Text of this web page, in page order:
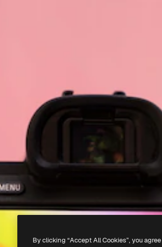
By clicking “Accept All Cookies”, you